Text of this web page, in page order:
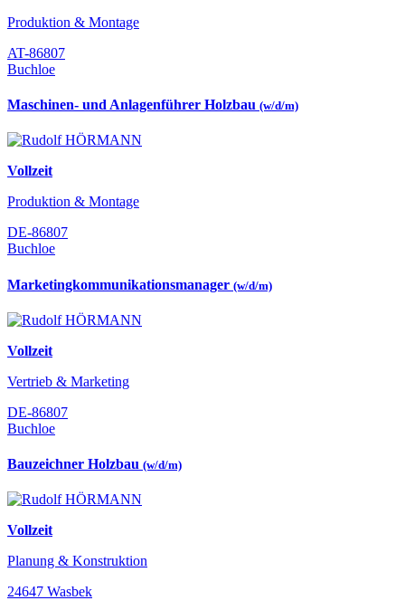
Produktion & Montage
AT-86807
Buchloe
Maschinen- und Anlagenführer Holzbau (w/d/m)
Vollzeit
Produktion & Montage
DE-86807
Buchloe
Marketingkommunikationsmanager (w/d/m)
Vollzeit
Vertrieb & Marketing
DE-86807
Buchloe
Bauzeichner Holzbau (w/d/m)
Vollzeit
Planung & Konstruktion
24647 Wasbek